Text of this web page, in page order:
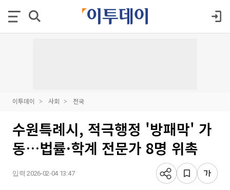
이투데이 사회 전국
수원특례시, 적극행정 '방패막' 가
동…법률·학계 전문가 8명 위촉
입력 2026-02-04 13:47